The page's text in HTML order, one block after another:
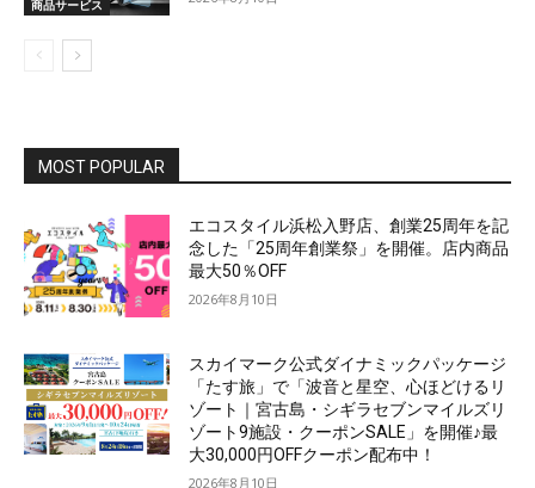
商品サービス
MOST POPULAR
エコスタイル浜松入野店、創業25周年を記
念した「25周年創業祭」を開催。店内商品
最大50％OFF
2026年8月10日
スカイマーク公式ダイナミックパッケージ
「たす旅」で「波音と星空、心ほどけるリ
ゾート｜宮古島・シギラセブンマイルズリ
ゾート9施設・クーポンSALE」を開催♪最
大30,000円OFFクーポン配布中！
2026年8月10日